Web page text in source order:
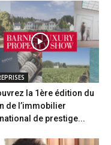
la 1ère édition du
de l’immobilier
de prestige...